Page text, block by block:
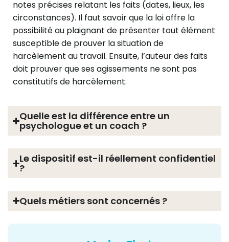
notes précises relatant les faits (dates, lieux, les
circonstances). Il faut savoir que la loi offre la
possibilité au plaignant de présenter tout élément
susceptible de prouver la situation de
harcèlement au travail. Ensuite, l’auteur des faits
doit prouver que ses agissements ne sont pas
constitutifs de harcèlement.
Quelle est la différence entre un
psychologue et un coach ?
Le dispositif est-il réellement confidentiel
?
Quels métiers sont concernés ?